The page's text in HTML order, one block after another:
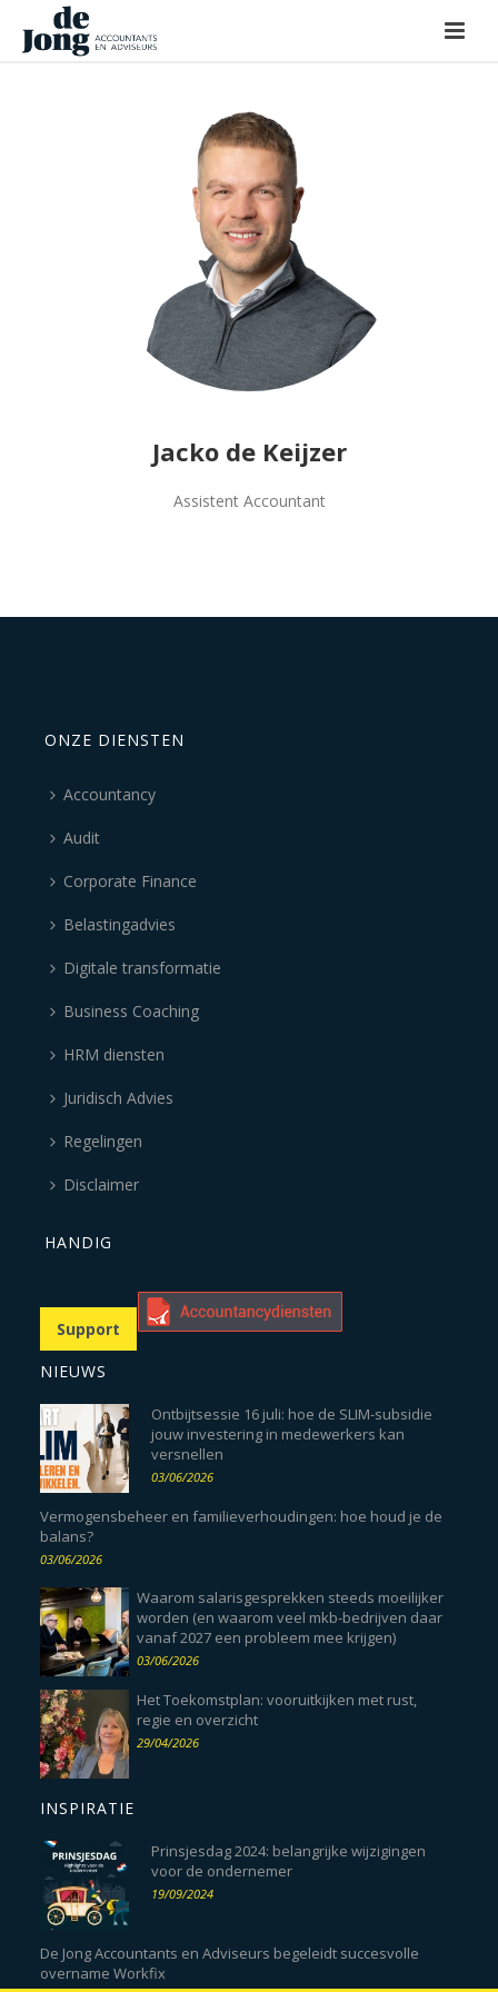
Jacko de Keijzer
Assistent Accountant
ONZE DIENSTEN
Accountancy
Audit
Corporate Finance
Belastingadvies
Digitale transformatie
Business Coaching
HRM diensten
Juridisch Advies
Regelingen
Disclaimer
HANDIG
Support
NIEUWS
Ontbijtsessie 16 juli: hoe de SLIM-subsidie
jouw investering in medewerkers kan
versnellen
03/06/2026
Vermogensbeheer en familieverhoudingen: hoe houd je de
balans?
03/06/2026
Waarom salarisgesprekken steeds moeilijker
worden (en waarom veel mkb-bedrijven daar
vanaf 2027 een probleem mee krijgen)
03/06/2026
Het Toekomstplan: vooruitkijken met rust,
regie en overzicht
29/04/2026
INSPIRATIE
Prinsjesdag 2024: belangrijke wijzigingen
voor de ondernemer
19/09/2024
De Jong Accountants en Adviseurs begeleidt succesvolle
overname Workfix